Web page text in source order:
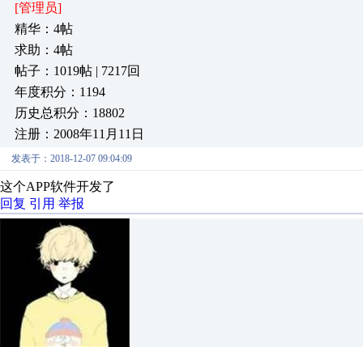
[管理员]
精华：4帖
求助：4帖
帖子：1019帖 | 7217回
年度积分：1194
历史总积分：18802
注册：2008年11月11日
发表于：2018-12-07 09:04:09
这个APP软件开发了
回复 引用 举报